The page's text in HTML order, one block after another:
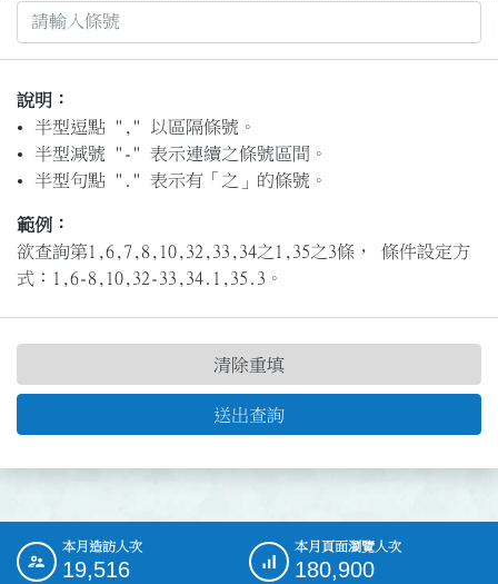
說明：
半型逗點 "," 以區隔條號。
半型減號 "-" 表示連續之條號區間。
半型句點 "." 表示有「之」的條號。
範例：
欲查詢第1,6,7,8,10,32,33,34之1,35之3條， 條件設定方
式：1,6-8,10,32-33,34.1,35.3。
送出查詢
清除重填
::: 本月造訪人次
19,516
本月頁面瀏覽人次
180,900